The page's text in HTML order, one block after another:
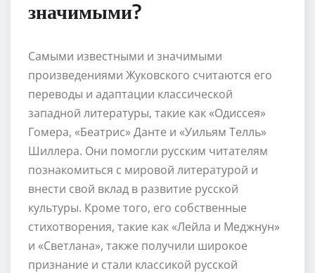
значимыми?
Самыми известными и значимыми
произведениями Жуковского считаются его
переводы и адаптации классической
западной литературы, такие как «Одиссея»
Гомера, «Беатрис» Данте и «Уильям Телль»
Шиллера. Они помогли русским читателям
познакомиться с мировой литературой и
внести свой вклад в развитие русской
культуры. Кроме того, его собственные
стихотворения, такие как «Лейла и Меджнун»
и «Светлана», также получили широкое
признание и стали классикой русской